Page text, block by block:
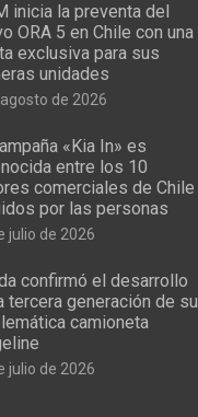
inicia la preventa del
ORA 5 en Chile con una
exclusiva para sus
unidades
de 2026
«Kia In» es
entre los 10
comerciales de Chile
por las personas
julio de 2026
confirmó el desarrollo
tercera generación de su
camioneta
julio de 2026